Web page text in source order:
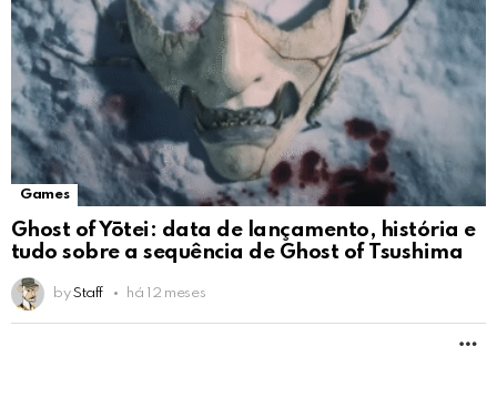
Games
Ghost of Yōtei: data de lançamento, história e
tudo sobre a sequência de Ghost of Tsushima
by Staff há 12 meses